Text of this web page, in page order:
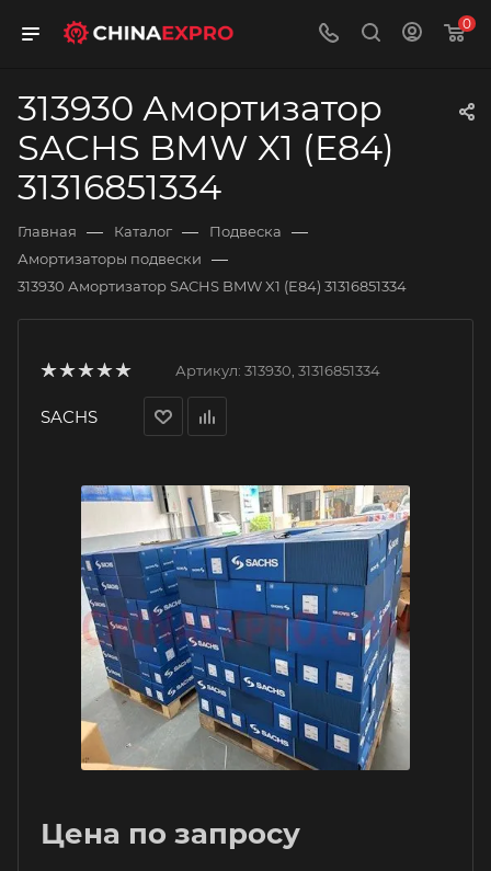
0
313930 Амортизатор
SACHS BMW X1 (E84)
31316851334
Главная — Каталог — Подвеска —
Амортизаторы подвески —
313930 Амортизатор SACHS BMW X1 (E84) 31316851334
Артикул: 313930, 31316851334
SACHS
Цена по запросу